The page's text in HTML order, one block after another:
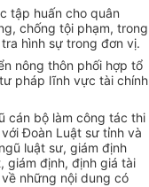
tập huấn cho quân
chống tội phạm, trong
hình sự trong đơn vị.
nông thôn phối hợp tổ
pháp lĩnh vực tài chính
cán bộ làm công tác thi
vớiĐoàn Luật sư tỉnh và
luật sư, giám định
giám định, định giá tài
những nội dung có